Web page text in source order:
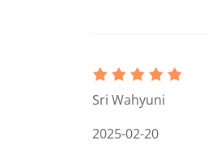
Sri Wahyuni
2025-02-20